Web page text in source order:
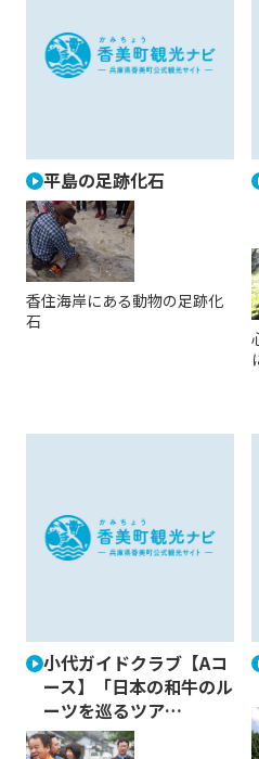
平島の足跡化石
香住海岸にある動物の足跡化
石
小代ガイドクラブ【Aコ
ース】「日本の和牛のル
ーツを巡るツア…